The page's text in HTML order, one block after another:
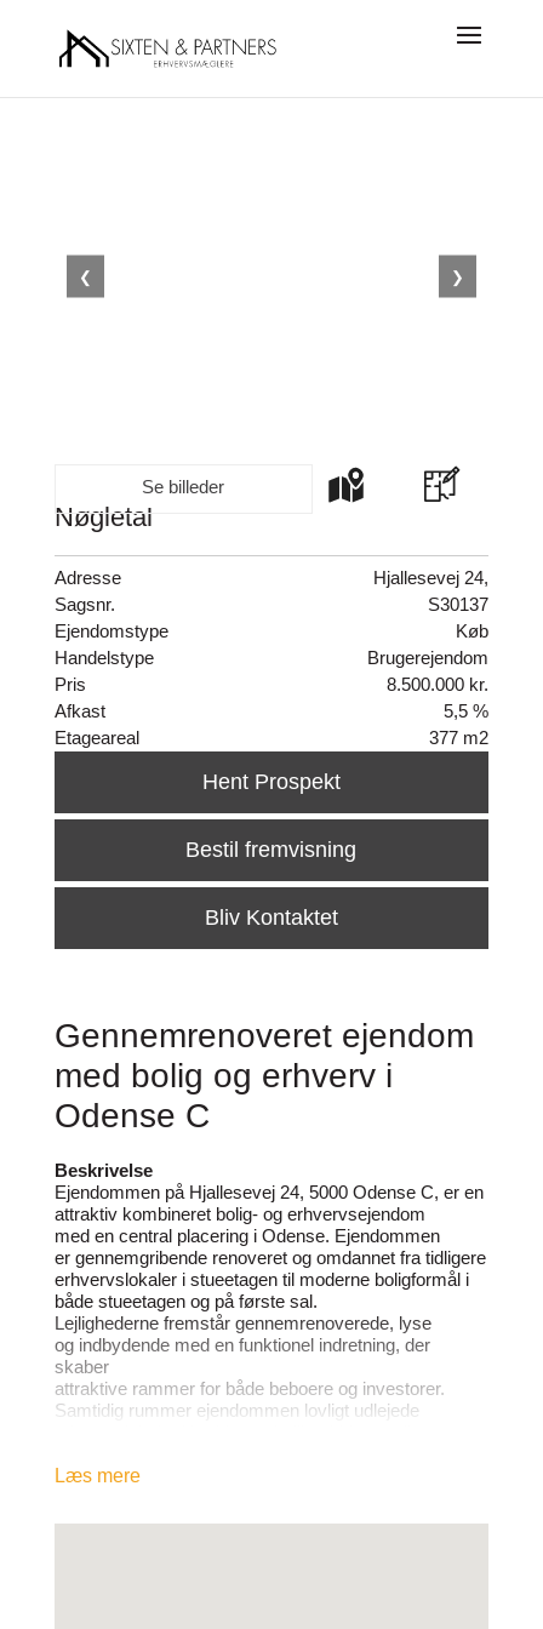
❮ ❯
Se billeder
Gennemrenoveret ejendom
med bolig og erhverv i
Odense C
Beskrivelse
Ejendommen på Hjallesevej 24, 5000 Odense C, er en
attraktiv kombineret bolig- og erhvervsejendom
med en central placering i Odense. Ejendommen
er gennemgribende renoveret og omdannet fra tidligere
erhvervslokaler i stueetagen til moderne boligformål i
både stueetagen og på første sal.
Lejlighederne fremstår gennemrenoverede, lyse
og indbydende med en funktionel indretning, der
skaber
attraktive rammer for både beboere og investorer.
Samtidig rummer ejendommen lovligt udlejede
investeringsmæssige attraktivitet.
m², heraf 284 m² boligareal og 93 m² erhvervsareal.
Læs mere
Nøgletal
Adresse
Hjallesevej 24,
Sagsnr.
S30137
Ejendomstype
Køb
Handelstype
Brugerejendom
Pris
8.500.000 kr.
Afkast
5,5 %
Etageareal
377 m2
Hent Prospekt
Bestil fremvisning
Bliv Kontaktet